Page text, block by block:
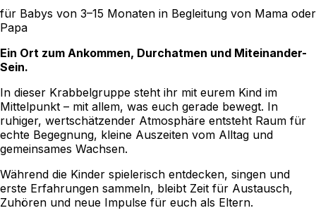
für Babys von 3–15 Monaten in Begleitung von Mama oder
Papa
Ein Ort zum Ankommen, Durchatmen und Miteinander-
Sein.
In dieser Krabbelgruppe steht ihr mit eurem Kind im
Mittelpunkt – mit allem, was euch gerade bewegt. In
ruhiger, wertschätzender Atmosphäre entsteht Raum für
echte Begegnung, kleine Auszeiten vom Alltag und
gemeinsames Wachsen.
Während die Kinder spielerisch entdecken, singen und
erste Erfahrungen sammeln, bleibt Zeit für Austausch,
Zuhören und neue Impulse für euch als Eltern.